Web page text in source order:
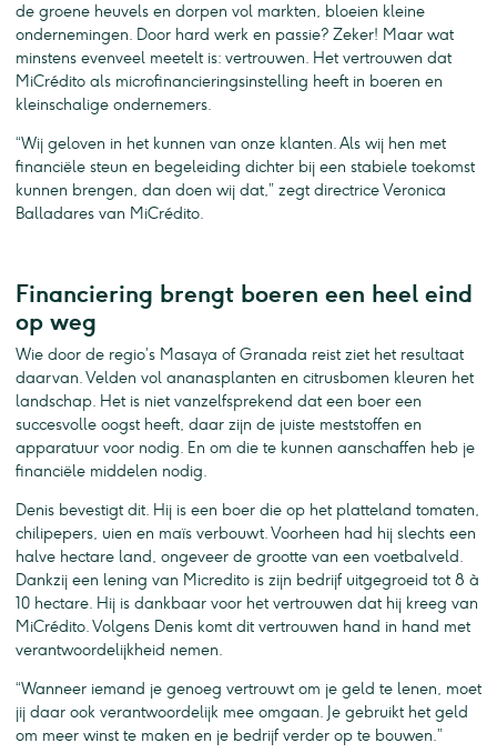
de groene heuvels en dorpen vol markten, bloeien kleine
ondernemingen. Door hard werk en passie? Zeker! Maar wat
minstens evenveel meetelt is: vertrouwen. Het vertrouwen dat
MiCrédito als microfinancieringsinstelling heeft in boeren en
kleinschalige ondernemers.
“Wij geloven in het kunnen van onze klanten. Als wij hen met
financiële steun en begeleiding dichter bij een stabiele toekomst
kunnen brengen, dan doen wij dat,” zegt directrice Veronica
Balladares van MiCrédito.
Financiering brengt boeren een heel eind
op weg
Wie door de regio’s Masaya of Granada reist ziet het resultaat
daarvan. Velden vol ananasplanten en citrusbomen kleuren het
landschap. Het is niet vanzelfsprekend dat een boer een
succesvolle oogst heeft, daar zijn de juiste meststoffen en
apparatuur voor nodig. En om die te kunnen aanschaffen heb je
financiële middelen nodig.
Denis bevestigt dit. Hij is een boer die op het platteland tomaten,
chilipepers, uien en maïs verbouwt. Voorheen had hij slechts een
halve hectare land, ongeveer de grootte van een voetbalveld.
Dankzij een lening van Micredito is zijn bedrijf uitgegroeid tot 8 à
10 hectare. Hij is dankbaar voor het vertrouwen dat hij kreeg van
MiCrédito. Volgens Denis komt dit vertrouwen hand in hand met
verantwoordelijkheid nemen.
“Wanneer iemand je genoeg vertrouwt om je geld te lenen, moet
jij daar ook verantwoordelijk mee omgaan. Je gebruikt het geld
om meer winst te maken en je bedrijf verder op te bouwen.”